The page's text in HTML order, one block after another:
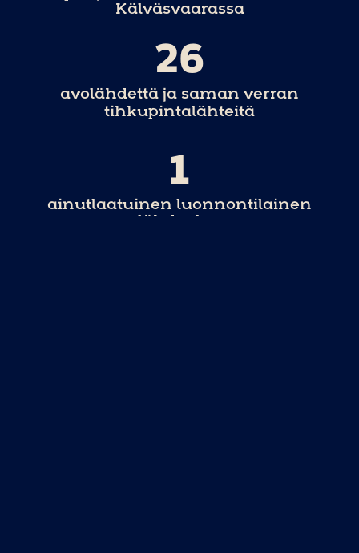
Kälväsvaarassa
26
avolähdettä ja saman verran
tihkupintalähteitä
1
ainutlaatuinen luonnontilainen